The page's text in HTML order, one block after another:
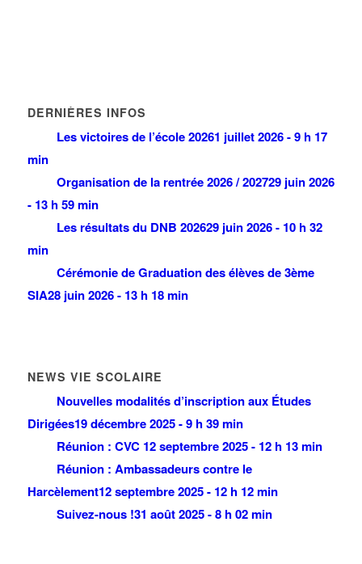
DERNIÈRES INFOS
Les victoires de l’école 20261 juillet 2026 - 9 h 17
min
Organisation de la rentrée 2026 / 202729 juin 2026
- 13 h 59 min
Les résultats du DNB 202629 juin 2026 - 10 h 32
min
Cérémonie de Graduation des élèves de 3ème
SIA28 juin 2026 - 13 h 18 min
NEWS VIE SCOLAIRE
Nouvelles modalités d’inscription aux Études
Dirigées19 décembre 2025 - 9 h 39 min
Réunion : CVC 12 septembre 2025 - 12 h 13 min
Réunion : Ambassadeurs contre le
Harcèlement12 septembre 2025 - 12 h 12 min
Suivez-nous !31 août 2025 - 8 h 02 min